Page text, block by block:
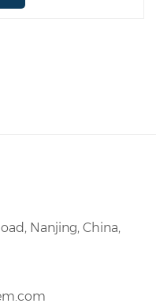
Nanjing, China,